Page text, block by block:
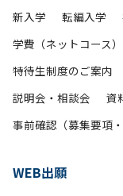
新入学 転編入学
学費（ネットコース）
特待生制度のご案内
説明会・相談会
資
事前確認（募集要項・
WEB出願